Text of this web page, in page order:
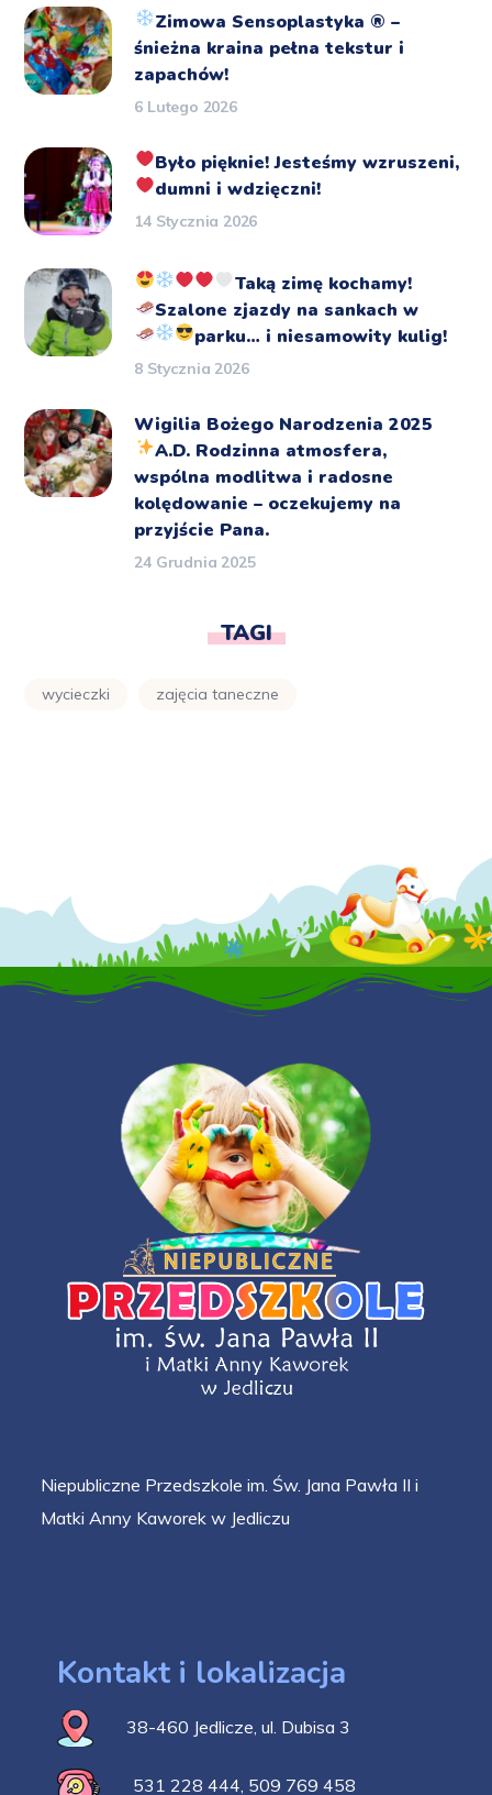
Zimowa Sensoplastyka ®️ –
śnieżna kraina pełna tekstur i
zapachów!
6 Lutego 2026
Było pięknie!Jesteśmy wzruszeni,
dumni i wdzięczni!
14 Stycznia 2026
Taką zimę kochamy!
Szalone zjazdy na sankach w
parku… i niesamowity kulig!
8 Stycznia 2026
Wigilia Bożego Narodzenia 2025
A.D. Rodzinna atmosfera,
wspólna modlitwa i radosne
kolędowanie – oczekujemy na
przyjście Pana.
24 Grudnia 2025
TAGI
wycieczki zajęcia taneczne
Niepubliczne Przedszkole im. Św. Jana Pawła II i
Matki Anny Kaworek w Jedliczu
Kontakt i lokalizacja
38-460 Jedlicze, ul. Dubisa 3
531 228 444, 509 769 458